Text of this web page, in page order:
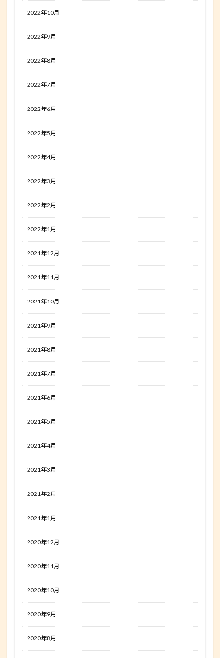
2022年10月
2022年9月
2022年8月
2022年7月
2022年6月
2022年5月
2022年4月
2022年3月
2022年2月
2022年1月
2021年12月
2021年11月
2021年10月
2021年9月
2021年8月
2021年7月
2021年6月
2021年5月
2021年4月
2021年3月
2021年2月
2021年1月
2020年12月
2020年11月
2020年10月
2020年9月
2020年8月